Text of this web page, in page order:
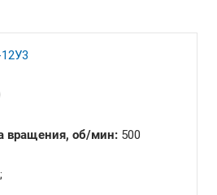
вращения, об/мин: 500